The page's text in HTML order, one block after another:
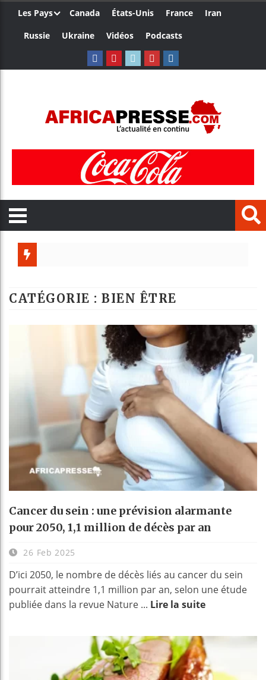
Les Pays Canada États-Unis France
Iran
Russie
Ukraine Vidéos Podcasts
Réforme
Bénin :
CATÉGORIE : BIEN ÊTRE
Cancer du sein : une prévision alarmante
pour 2050, 1,1 million de décès par an
26 Feb 2025
D’ici 2050, le nombre de décès liés au cancer du sein
pourrait atteindre 1,1 million par an, selon une étude
publiée dans la revue Nature ... Lire la suite